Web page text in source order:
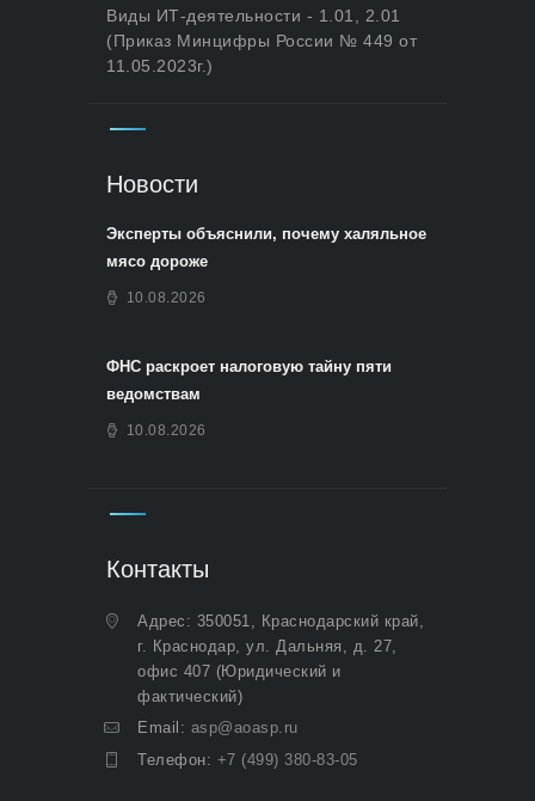
Виды ИТ-деятельности - 1.01, 2.01
(Приказ Минцифры России № 449 от
11.05.2023г.)
Новости
Эксперты объяснили, почему халяльное
мясо дороже
10.08.2026
ФНС раскроет налоговую тайну пяти
ведомствам
10.08.2026
Контакты
Адрес: 350051, Краснодарский край,
г. Краснодар, ул. Дальняя, д. 27,
офис 407 (Юридический и
фактический)
Email: asp@aoasp.ru
Телефон: +7 (499) 380-83-05